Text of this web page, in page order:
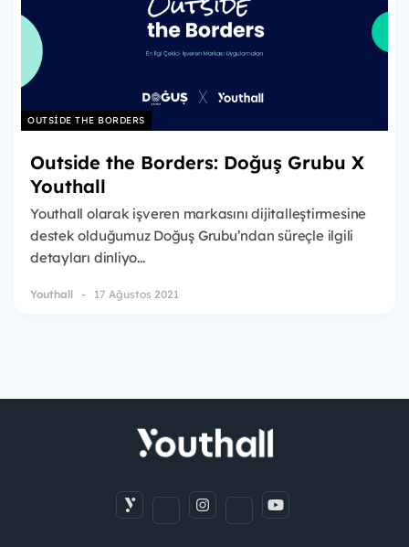
OUTSIDE THE BORDERS
Outside the Borders: Doğuş Grubu X
Youthall
Youthall olarak işveren markasını dijitalleştirmesine
destek olduğumuz Doğuş Grubu’ndan süreçle ilgili
detayları dinliyo...
Youthall 17 Ağustos 2021